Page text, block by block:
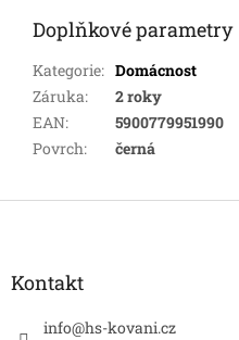
Doplňkové parametry
Kategorie: Domácnost
Záruka:
2 roky
EAN:
5900779951990
Povrch: černá
Kontakt
info@hs-kovani.cz